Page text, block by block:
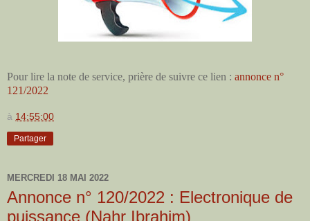
Pour lire la note de service, prière de suivre ce lien : annonce n°
121/2022
à 14:55:00
Partager
MERCREDI 18 MAI 2022
Annonce n° 120/2022 : Electronique de
puissance (Nahr Ibrahim)